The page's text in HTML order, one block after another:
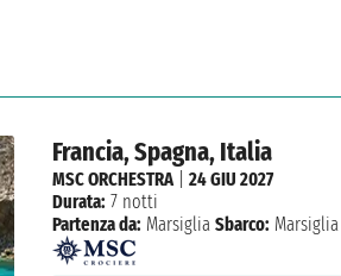
Francia, Spagna, Italia
MSC ORCHESTRA| 24 GIU 2027
Durata: 7 notti
Partenza da: Marsiglia Sbarco: Marsiglia